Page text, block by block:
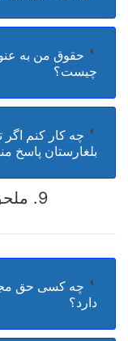
حقوق من به
چیست؟
چه کار کنم اگر
بلغارستان پاسخ
9. ملحق شدن اعضای خانواده
چه کسی حق
دارد؟